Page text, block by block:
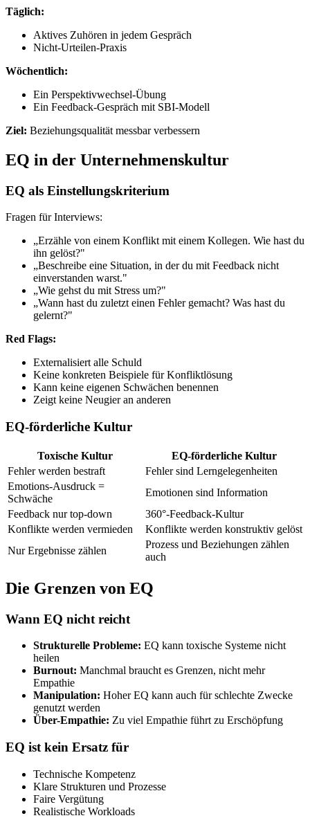
Täglich:
Aktives Zuhören in jedem Gespräch
Nicht-Urteilen-Praxis
Wöchentlich:
Ein Perspektivwechsel-Übung
Ein Feedback-Gespräch mit SBI-Modell
Ziel: Beziehungsqualität messbar verbessern
EQ in der Unternehmenskultur
EQ als Einstellungskriterium
Fragen für Interviews:
„Erzähle von einem Konflikt mit einem Kollegen. Wie hast du
ihn gelöst?"
„Beschreibe eine Situation, in der du mit Feedback nicht
einverstanden warst."
„Wie gehst du mit Stress um?"
„Wann hast du zuletzt einen Fehler gemacht? Was hast du
gelernt?"
Red Flags:
Externalisiert alle Schuld
Keine konkreten Beispiele für Konfliktlösung
Kann keine eigenen Schwächen benennen
Zeigt keine Neugier an anderen
EQ-förderliche Kultur
Toxische Kultur
EQ-förderliche Kultur
Fehler werden bestraft
Fehler sind Lerngelegenheiten
Emotions-Ausdruck =
Schwäche
Emotionen sind Information
Feedback nur top-down
360°-Feedback-Kultur
Konflikte werden vermieden
Konflikte werden konstruktiv gelöst
Nur Ergebnisse zählen
Prozess und Beziehungen zählen
auch
Die Grenzen von EQ
Wann EQ nicht reicht
Strukturelle Probleme: EQ kann toxische Systeme nicht
heilen
Burnout: Manchmal braucht es Grenzen, nicht mehr
Empathie
Manipulation: Hoher EQ kann auch für schlechte Zwecke
genutzt werden
Über-Empathie: Zu viel Empathie führt zu Erschöpfung
EQ ist kein Ersatz für
Technische Kompetenz
Klare Strukturen und Prozesse
Faire Vergütung
Realistische Workloads